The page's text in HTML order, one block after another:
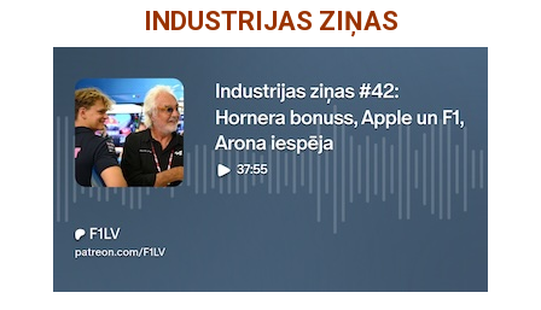
INDUSTRIJAS ZIŅAS